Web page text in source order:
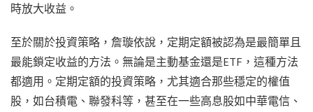
時放大收益。
至於關於投資策略，詹璇依說，定期定額被認為是最簡單且
最能鎖定收益的方法。無論是主動基金還是ETF，這種方法
都適用。定期定額的投資策略，尤其適合那些穩定的權值
股，如台積電、聯發科等，甚至在一些高息股如中華電信、